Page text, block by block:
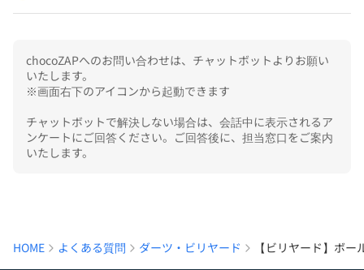
chocoZAPへのお問い合わせは、チャットボットよりお願い
いたします。
※画面右下のアイコンから起動できます
チャットボットで解決しない場合は、会話中に表示されるア
ンケートにご回答ください。ご回答後に、担当窓口をご案内
いたします。
HOME よくある質問 ダーツ・ビリヤード 【ビリヤード】ボ